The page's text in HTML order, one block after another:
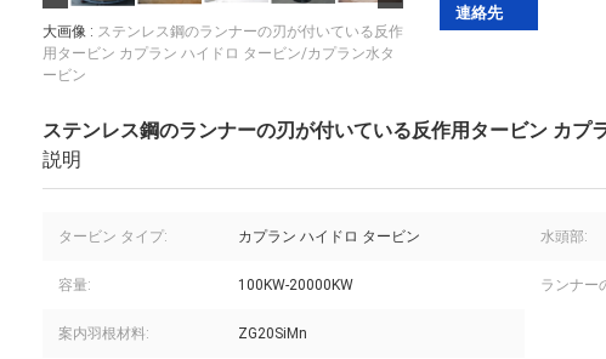
大画像 : ステンレス鋼のランナーの刃が付いている反作
用タービン カプラン ハイドロ タービン/カプラン水タ
ービン
連絡先
ステンレス鋼のランナーの刃が付いている反作用タービン カプ
説明
タービン タイプ: カプラン ハイドロ タービン 水頭部:
容量: 100KW-20000KW ランナー
案内羽根材料: ZG20SiMn